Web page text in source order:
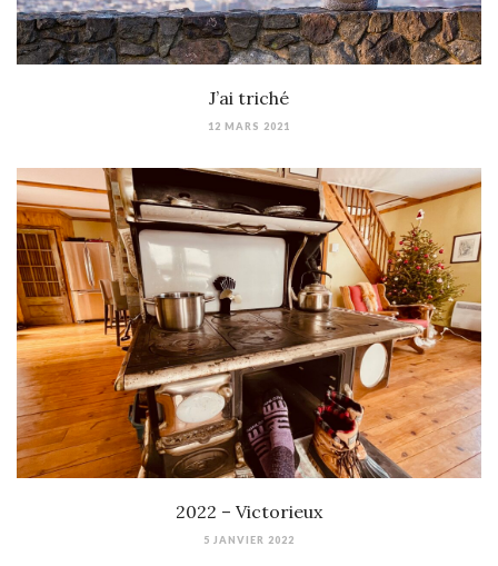
J’ai triché
12 MARS 2021
2022 – Victorieux
5 JANVIER 2022